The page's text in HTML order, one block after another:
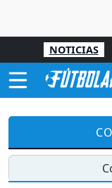
NOTICIAS